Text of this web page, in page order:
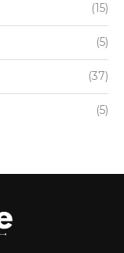
(15)
(5)
(37)
(5)